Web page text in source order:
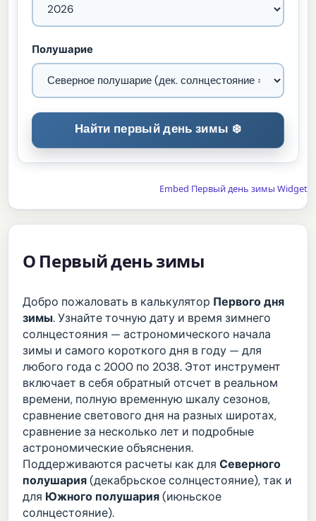
Полушарие
Embed Первый день зимы Widget
О Первый день зимы
Добро пожаловать в калькулятор Первого дня
зимы. Узнайте точную дату и время зимнего
солнцестояния — астрономического начала
зимы и самого короткого дня в году — для
любого года с 2000 по 2038. Этот инструмент
включает в себя обратный отсчет в реальном
времени, полную временную шкалу сезонов,
сравнение светового дня на разных широтах,
сравнение за несколько лет и подробные
астрономические объяснения.
Поддерживаются расчеты как дляСеверного
полушария(декабрьское солнцестояние), так и
для Южного полушария(июньское
солнцестояние).